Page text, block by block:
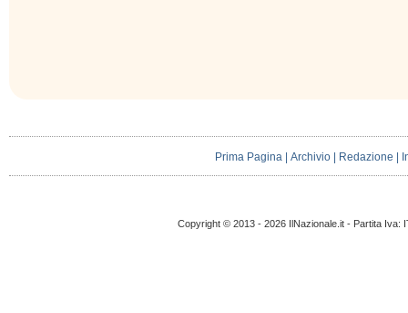
Prima Pagina |Archivio Redazione
Copyright © 2013 - 2026 IlNazionale.it - Partita Iva: